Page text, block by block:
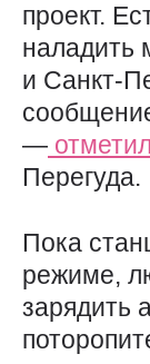
проект.
и Санкт-
— отметил
Перегуда.
Пока
режиме,
зарядить